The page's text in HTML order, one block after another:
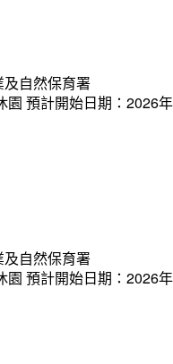
自然保育署
園 預計開始日期：2026
自然保育署
園 預計開始日期：2026